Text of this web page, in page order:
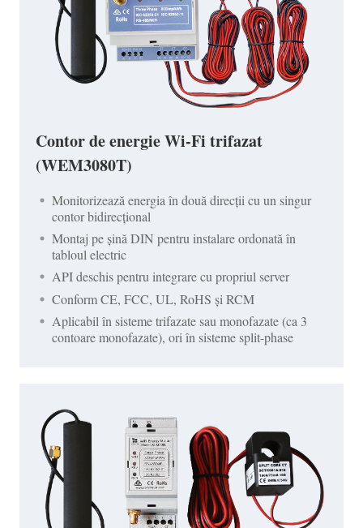
Contor de energie Wi-Fi trifazat
(WEM3080T)
Monitorizează energia în două direcții cu un singur
contor bidirecțional
Montaj pe șină DIN pentru instalare ordonată în
tabloul electric
API deschis pentru integrare cu propriul server
Conform CE, FCC, UL, RoHS și RCM
Aplicabil în sisteme trifazate sau monofazate (ca 3
contoare monofazate), ori în sisteme split-phase